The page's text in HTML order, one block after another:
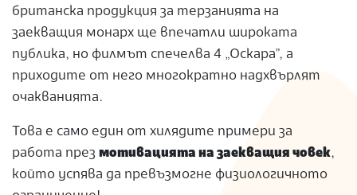
британска продукция за терзанията на
заекващия монарх ще впечатли широката
публика, но филмът спечелва 4 „Оскара”, а
приходите от него многократно надхвърлят
очакванията.
Това е само един от хилядите примери за
работа през мотивацията на заекващия човек,
който успява да превъзмогне физиологичното